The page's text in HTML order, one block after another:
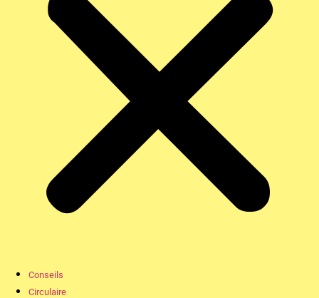
Conseils
Circulaire